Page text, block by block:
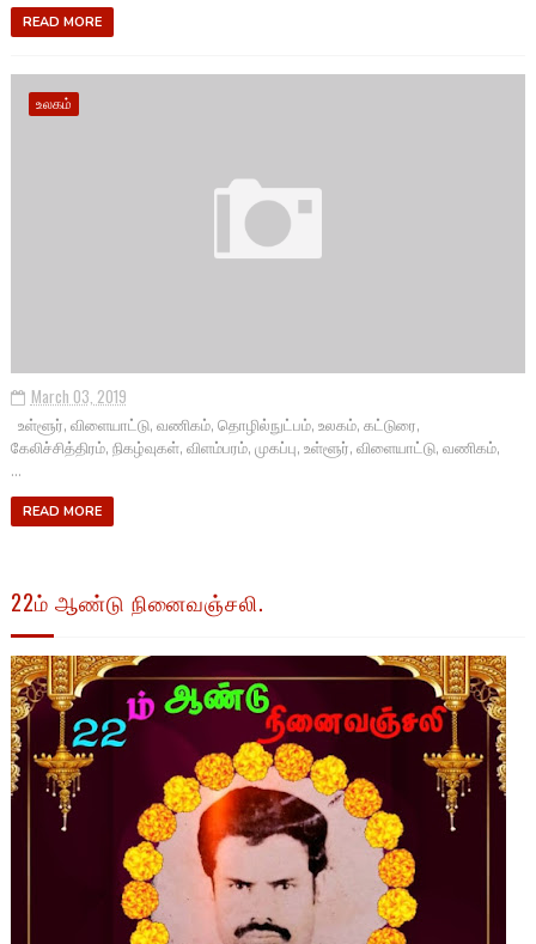
READ MORE
உலகம்
March 03, 2019
உள்ளூர், விளையாட்டு, வணிகம், தொழில்நுட்பம், உலகம், கட்டுரை,
கேலிச்சித்திரம், நிகழ்வுகள், விளம்பரம், முகப்பு, உள்ளூர், விளையாட்டு, வணிகம்,
...
READ MORE
22ம் ஆண்டு நினைவஞ்சலி.